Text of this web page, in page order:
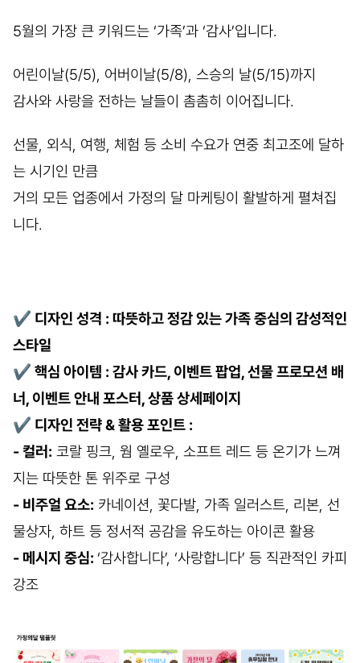
5월의 가장 큰 키워드는 ‘가족’과 ‘감사’입니다.
어린이날(5/5), 어버이날(5/8), 스승의 날(5/15)까지
감사와 사랑을 전하는 날들이 촘촘히 이어집니다.
선물, 외식, 여행, 체험 등 소비 수요가 연중 최고조에 달하
는 시기인 만큼
거의 모든 업종에서 가정의 달 마케팅이 활발하게 펼쳐집
니다.
✔ 디자인 성격 : 따뜻하고 정감 있는 가족 중심의 감성적인
스타일
✔ 핵심 아이템 : 감사 카드, 이벤트 팝업, 선물 프로모션 배
너, 이벤트 안내 포스터, 상품 상세페이지
✔ 디자인 전략 & 활용 포인트 :
- 컬러: 코랄 핑크, 웜 옐로우, 소프트 레드 등 온기가 느껴
지는 따뜻한 톤 위주로 구성
- 비주얼 요소: 카네이션, 꽃다발, 가족 일러스트, 리본, 선
물상자, 하트 등 정서적 공감을 유도하는 아이콘 활용
- 메시지 중심: ‘감사합니다’, ‘사랑합니다’ 등 직관적인 카피
강조